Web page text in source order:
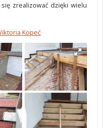
zrealizować dzięki wielu
Kopeć